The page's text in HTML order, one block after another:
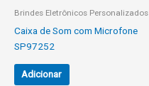
Brindes Eletrônicos Personalizados
Caixa de Som com Microfone
SP97252
Adicionar